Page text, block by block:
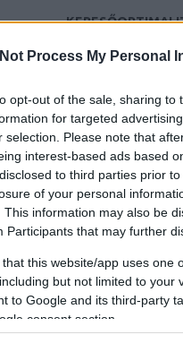
Process My Personal
opt-out of the sale, sharing
for targeted
selection. Please note that
interest-based ads based
to third parties prior
of your personal
This information may also be
Participants that may further
that this website/app uses
but not limited to your
to Google and its third-party
consent section.
Fogyókúra,
cleaning,
hungarian
pillows,
budapest
Mellplasztika
Upholstery
lang